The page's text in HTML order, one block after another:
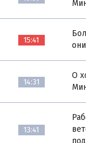
15:41
14:31
О
13:41